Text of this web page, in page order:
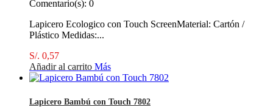
Comentario(s): 0
Lapicero Ecologico con Touch ScreenMaterial: Cartón /
Plástico Medidas:...
S/. 0,57
Añadir al carrito Más
Lapicero Bambú con Touch 7802